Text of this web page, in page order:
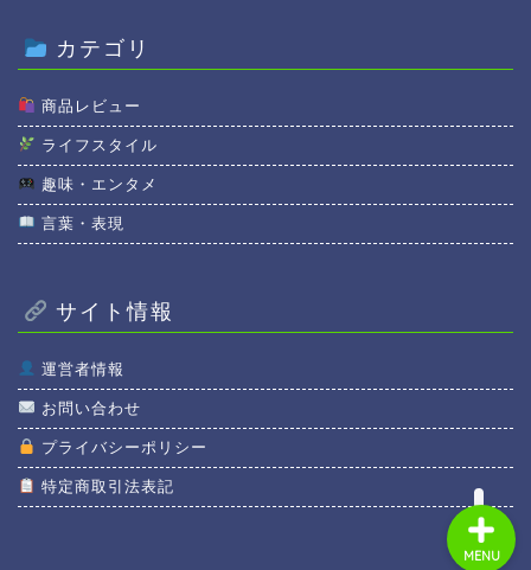
カテゴリ
商品レビュー
ライフスタイル
趣味・エンタメ
言葉・表現
サイト情報
運営者情報
お問い合わせ
プライバシーポリシー
特定商取引法表記
MENU
ホーム
ライフスタイル
趣味・エンタメ